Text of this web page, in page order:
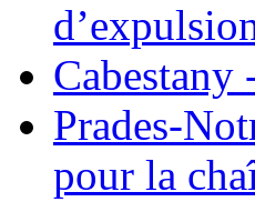
Prades-
pour la